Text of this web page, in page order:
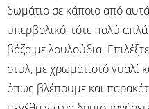
δωμάτιο σε κάποιο από
υπερβολικό, τότε πολύ
βάζα με λουλούδια.
στυλ, με χρωματιστό γυαλί
όπως βλέπουμε και